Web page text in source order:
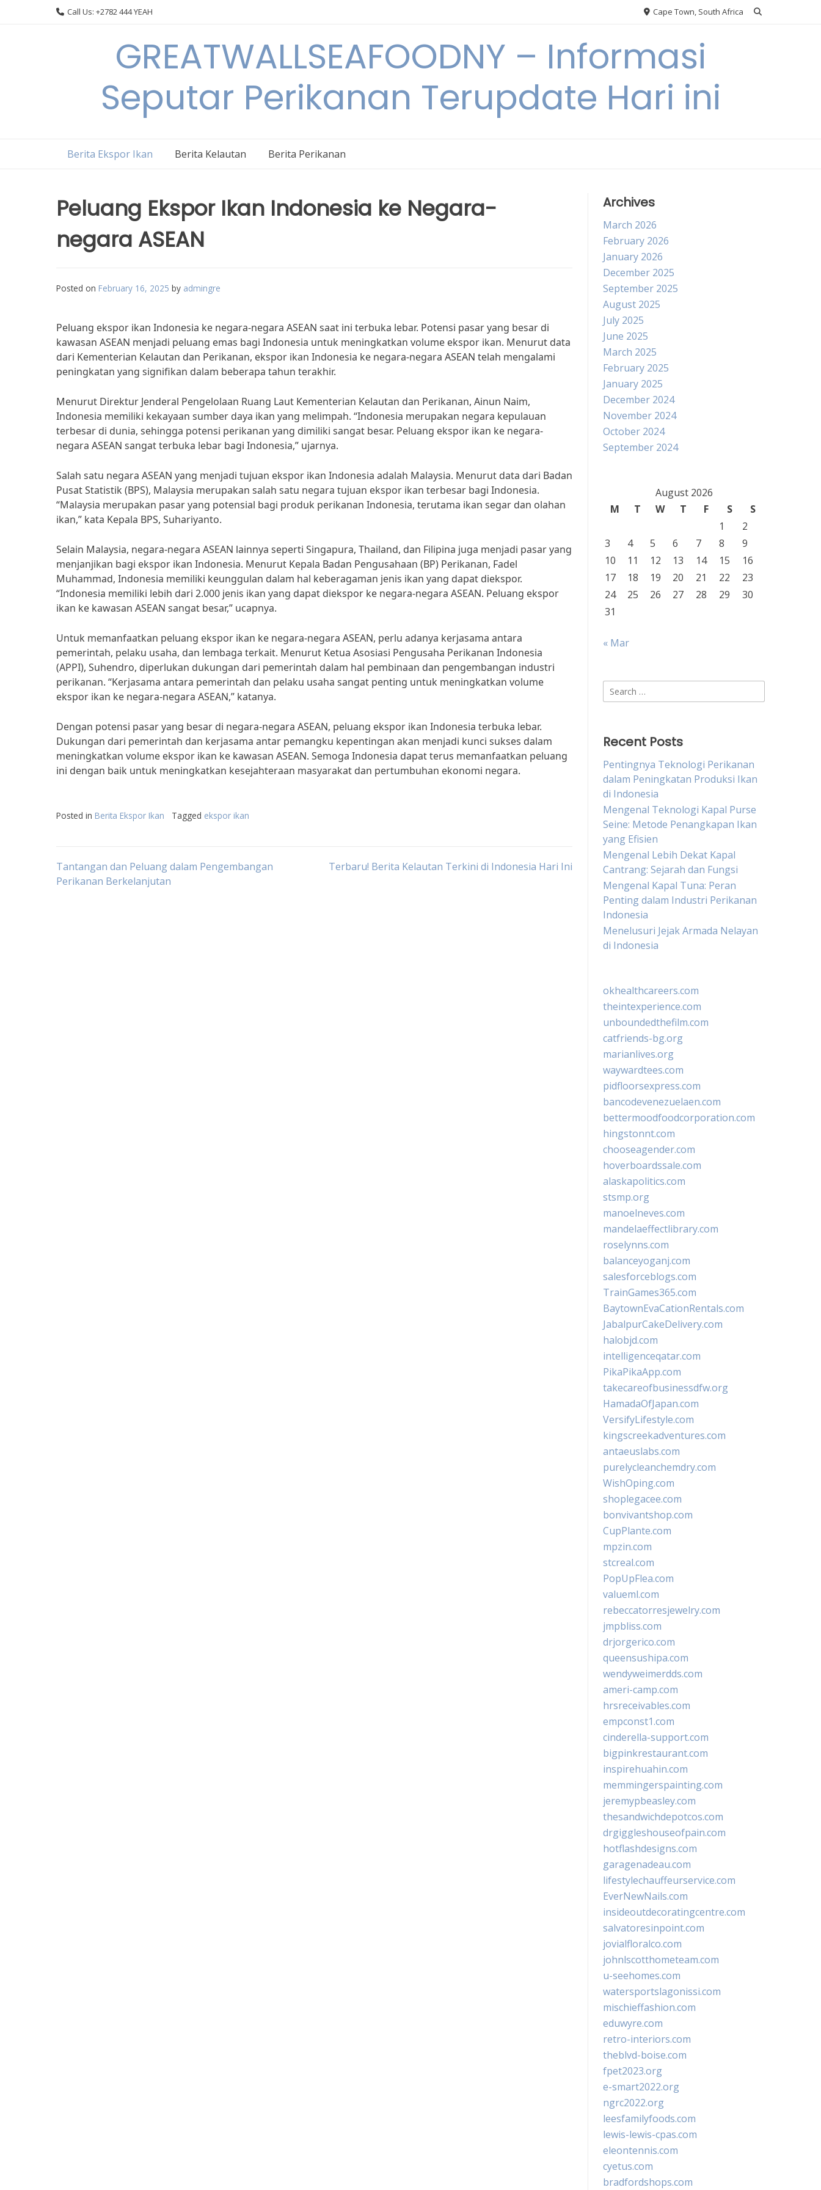
Call Us: +2782 444 YEAH Cape Town, South Africa
GREATWALLSEAFOODNY – Informasi
Seputar Perikanan Terupdate Hari ini
Berita Ekspor Ikan Berita Kelautan Berita Perikanan
Peluang Ekspor Ikan Indonesia ke Negara-
negara ASEAN
Posted on February 16, 2025 by admingre
Peluang ekspor ikan Indonesia ke negara-negara ASEAN saat ini terbuka lebar. Potensi pasar yang besar di
kawasan ASEAN menjadi peluang emas bagi Indonesia untuk meningkatkan volume ekspor ikan. Menurut data
dari Kementerian Kelautan dan Perikanan, ekspor ikan Indonesia ke negara-negara ASEAN telah mengalami
peningkatan yang signifikan dalam beberapa tahun terakhir.
Menurut Direktur Jenderal Pengelolaan Ruang Laut Kementerian Kelautan dan Perikanan, Ainun Naim,
Indonesia memiliki kekayaan sumber daya ikan yang melimpah. “Indonesia merupakan negara kepulauan
terbesar di dunia, sehingga potensi perikanan yang dimiliki sangat besar. Peluang ekspor ikan ke negara-
negara ASEAN sangat terbuka lebar bagi Indonesia,” ujarnya.
Salah satu negara ASEAN yang menjadi tujuan ekspor ikan Indonesia adalah Malaysia. Menurut data dari Badan
Pusat Statistik (BPS), Malaysia merupakan salah satu negara tujuan ekspor ikan terbesar bagi Indonesia.
“Malaysia merupakan pasar yang potensial bagi produk perikanan Indonesia, terutama ikan segar dan olahan
ikan,” kata Kepala BPS, Suhariyanto.
Selain Malaysia, negara-negara ASEAN lainnya seperti Singapura, Thailand, dan Filipina juga menjadi pasar yang
menjanjikan bagi ekspor ikan Indonesia. Menurut Kepala Badan Pengusahaan (BP) Perikanan, Fadel
Muhammad, Indonesia memiliki keunggulan dalam hal keberagaman jenis ikan yang dapat diekspor.
“Indonesia memiliki lebih dari 2.000 jenis ikan yang dapat diekspor ke negara-negara ASEAN. Peluang ekspor
ikan ke kawasan ASEAN sangat besar,” ucapnya.
Untuk memanfaatkan peluang ekspor ikan ke negara-negara ASEAN, perlu adanya kerjasama antara
pemerintah, pelaku usaha, dan lembaga terkait. Menurut Ketua Asosiasi Pengusaha Perikanan Indonesia
(APPI), Suhendro, diperlukan dukungan dari pemerintah dalam hal pembinaan dan pengembangan industri
perikanan. “Kerjasama antara pemerintah dan pelaku usaha sangat penting untuk meningkatkan volume
ekspor ikan ke negara-negara ASEAN,” katanya.
Dengan potensi pasar yang besar di negara-negara ASEAN, peluang ekspor ikan Indonesia terbuka lebar.
Dukungan dari pemerintah dan kerjasama antar pemangku kepentingan akan menjadi kunci sukses dalam
meningkatkan volume ekspor ikan ke kawasan ASEAN. Semoga Indonesia dapat terus memanfaatkan peluang
ini dengan baik untuk meningkatkan kesejahteraan masyarakat dan pertumbuhan ekonomi negara.
Posted in Berita Ekspor Ikan Tagged ekspor ikan
Post
Tantangan dan Peluang dalam Pengembangan
Perikanan Berkelanjutan
Terbaru! Berita Kelautan Terkini di Indonesia Hari Ini
Archives
March 2026
February 2026
January 2026
December 2025
September 2025
August 2025
July 2025
June 2025
March 2025
February 2025
January 2025
December 2024
November 2024
October 2024
September 2024
August 2026
M
T W T F S
S
1
2
3
4 5 6 7 8
9
10
11 12 13 14 15
16
17
18 19 20 21 22
23
24
25 26 27 28 29
30
31
« Mar
Search
for:
Recent Posts
Pentingnya Teknologi Perikanan
dalam Peningkatan Produksi Ikan
di Indonesia
Mengenal Teknologi Kapal Purse
Seine: Metode Penangkapan Ikan
yang Efisien
Mengenal Lebih Dekat Kapal
Cantrang: Sejarah dan Fungsi
Mengenal Kapal Tuna: Peran
Penting dalam Industri Perikanan
Indonesia
Menelusuri Jejak Armada Nelayan
di Indonesia
okhealthcareers.com
theintexperience.com
unboundedthefilm.com
catfriends-bg.org
marianlives.org
waywardtees.com
pidfloorsexpress.com
bancodevenezuelaen.com
bettermoodfoodcorporation.com
hingstonnt.com
chooseagender.com
hoverboardssale.com
alaskapolitics.com
stsmp.org
manoelneves.com
mandelaeffectlibrary.com
roselynns.com
balanceyoganj.com
salesforceblogs.com
TrainGames365.com
BaytownEvaCationRentals.com
JabalpurCakeDelivery.com
halobjd.com
intelligenceqatar.com
PikaPikaApp.com
takecareofbusinessdfw.org
HamadaOfJapan.com
VersifyLifestyle.com
kingscreekadventures.com
antaeuslabs.com
purelycleanchemdry.com
WishOping.com
shoplegacee.com
bonvivantshop.com
CupPlante.com
mpzin.com
stcreal.com
PopUpFlea.com
valueml.com
rebeccatorresjewelry.com
jmpbliss.com
drjorgerico.com
queensushipa.com
wendyweimerdds.com
ameri-camp.com
hrsreceivables.com
empconst1.com
cinderella-support.com
bigpinkrestaurant.com
inspirehuahin.com
memmingerspainting.com
jeremypbeasley.com
thesandwichdepotcos.com
drgiggleshouseofpain.com
hotflashdesigns.com
garagenadeau.com
lifestylechauffeurservice.com
EverNewNails.com
insideoutdecoratingcentre.com
salvatoresinpoint.com
jovialfloralco.com
johnlscotthometeam.com
u-seehomes.com
watersportslagonissi.com
mischieffashion.com
eduwyre.com
retro-interiors.com
theblvd-boise.com
fpet2023.org
e-smart2022.org
ngrc2022.org
leesfamilyfoods.com
lewis-lewis-cpas.com
eleontennis.com
cyetus.com
bradfordshops.com